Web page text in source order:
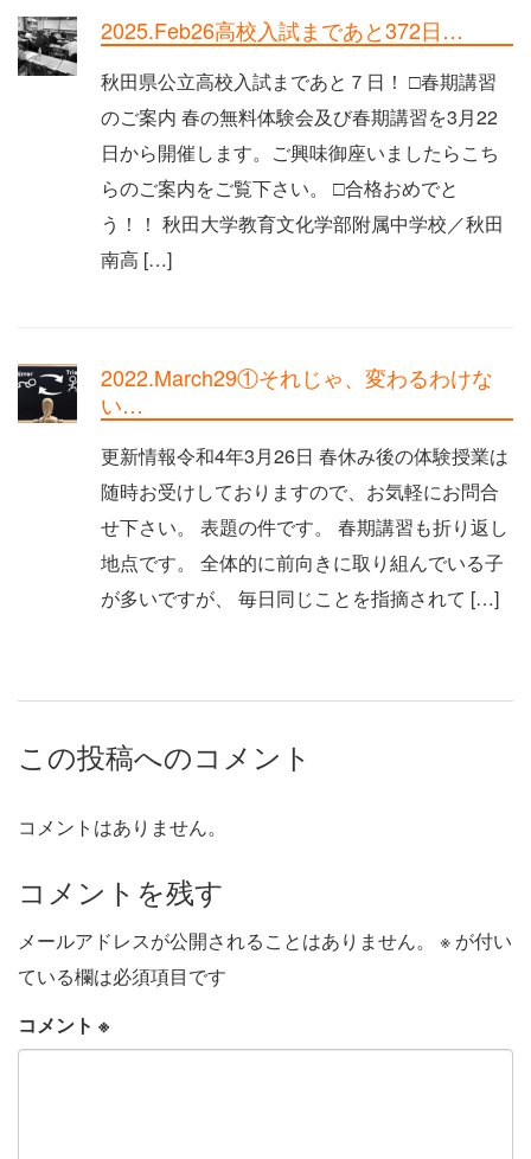
2025.Feb26高校入試まであと372日…
秋田県公立高校入試まであと７日！ □春期講習
のご案内 春の無料体験会及び春期講習を3月22
日から開催します。ご興味御座いましたらこち
らのご案内をご覧下さい。 □合格おめでと
う！！ 秋田大学教育文化学部附属中学校／秋田
南高 […]
2022.March29①それじゃ、変わるわけな
い…
更新情報令和4年3月26日 春休み後の体験授業は
随時お受けしておりますので、お気軽にお問合
せ下さい。 表題の件です。 春期講習も折り返し
地点です。 全体的に前向きに取り組んでいる子
が多いですが、 毎日同じことを指摘されて […]
この投稿へのコメント
コメントはありません。
コメントを残す
メールアドレスが公開されることはありません。 ※ が付い
ている欄は必須項目です
コメント ※